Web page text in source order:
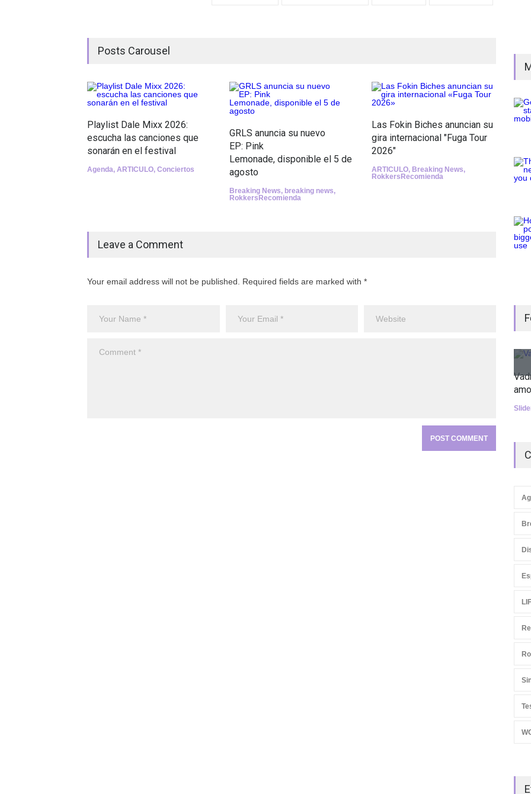
Posts Carousel
Playlist Dale Mixx 2026:
escucha las canciones que
sonarán en el festival
Agenda, ARTICULO, Conciertos
GRLS anuncia su nuevo
EP: Pink
Lemonade, disponible el 5 de
agosto
Breaking News, breaking news,
RokkersRecomienda
Las Fokin Biches anuncian su
gira internacional "Fuga Tour
2026"
ARTICULO, Breaking News,
RokkersRecomienda
Leave a Comment
Your email address will not be published. Required fields are marked with *